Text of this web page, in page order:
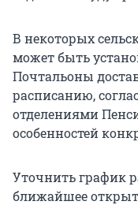
В некоторых
может быть
Почтальоны
расписанию,
отделениями
особенностей
Уточнить график
ближайшее